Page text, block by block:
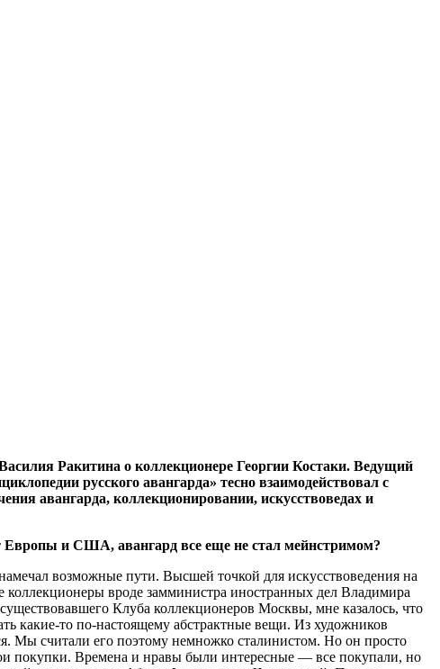
Ракитина о коллекционере Георгии Костаки. Ведущий
русского авангарда» тесно взаимодействовал с
авангарда, коллекционировании, искусствоведах и
Европы и США, авангард все еще не стал мейнстримом?
возможные пути. Высшей точкой для искусствоведения на
вроде замминистра иностранных дел Владимира
Клуба коллекционеров Москвы, мне казалось, что
какие-то по-настоящему абстрактные вещи. Из художников
Мы считали его поэтому немножко сталинистом. Но он просто
покупки. Времена и нравы были интересные — все покупали, но